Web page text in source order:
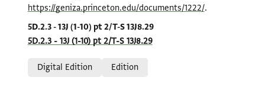
https://geniza.princeton.edu/documents/1222/.
Location in source
5D.2.3 - 13J (1-10) pt 2/T-S 13J8.29
5D.2.3 - 13J (1-10) pt 2/T-S 13J8.29
Digital Edition
Edition